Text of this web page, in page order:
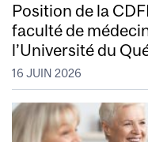
Position de la
faculté de
l’Université du
16 JUIN 2026